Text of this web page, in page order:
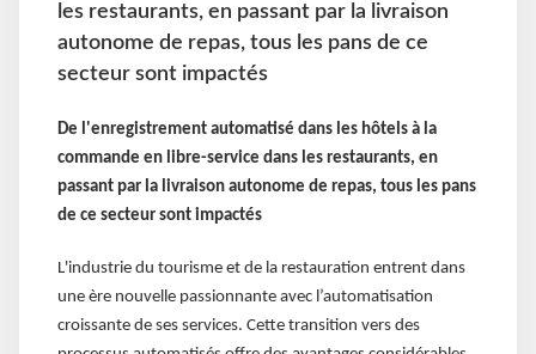
les restaurants, en passant par la livraison
autonome de repas, tous les pans de ce
secteur sont impactés
De l'enregistrement automatisé dans les hôtels à la
commande en libre-service dans les restaurants, en
passant par la livraison autonome de repas, tous les pans
de ce secteur sont impactés
L'industrie du tourisme et de la restauration entrent dans
une ère nouvelle passionnante avec l’automatisation
croissante de ses services. Cette transition vers des